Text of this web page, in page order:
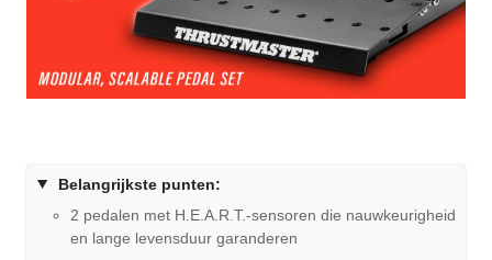
Belangrijkste punten:
2 pedalen met H.E.A.R.T.-sensoren die nauwkeurigheid
en lange levensduur garanderen